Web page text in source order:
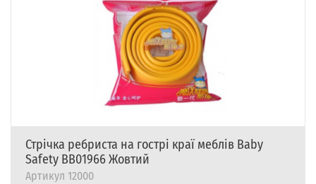
Стрічка ребриста на гострі краї меблів Baby
Safety BB01966 Жовтий
Артикул 12000